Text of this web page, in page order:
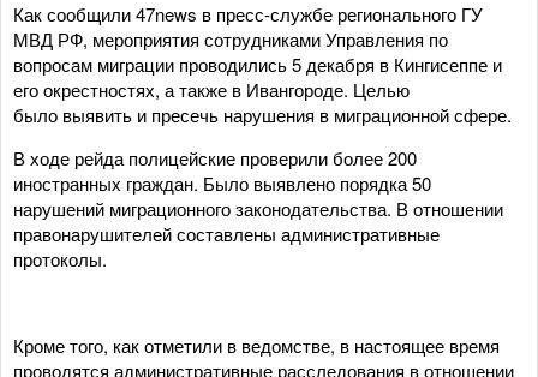
Как сообщили 47news в пресс-службе регионального ГУ
МВД РФ, мероприятия сотрудниками Управления по
вопросам миграции проводились 5 декабря в Кингисеппе и
его окрестностях, а также в Ивангороде. Целью
было выявить и пресечь нарушения в миграционной сфере.
В ходе рейда полицейские проверили более 200
иностранных граждан. Было выявлено порядка 50
нарушений миграционного законодательства. В отношении
правонарушителей составлены административные
протоколы.
Кроме того, как отметили в ведомстве, в настоящее время
проводятся административные расследования в отношении